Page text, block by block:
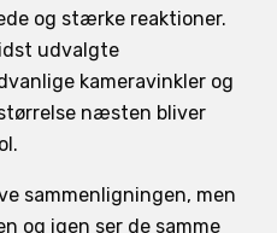
og stærke reaktioner.
udvalgte
kameravinkler og
næsten bliver
sammenligningen, men
og igen ser de samme